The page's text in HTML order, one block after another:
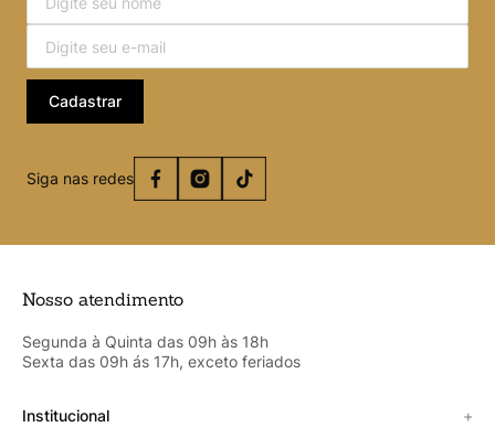
Cadastrar
Siga nas redes
Nosso atendimento
Segunda à Quinta das 09h às 18h
Sexta das 09h ás 17h, exceto feriados
Institucional +